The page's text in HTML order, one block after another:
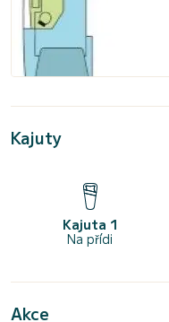
Kajuty
Kajuta 1
Na přídi
Akce